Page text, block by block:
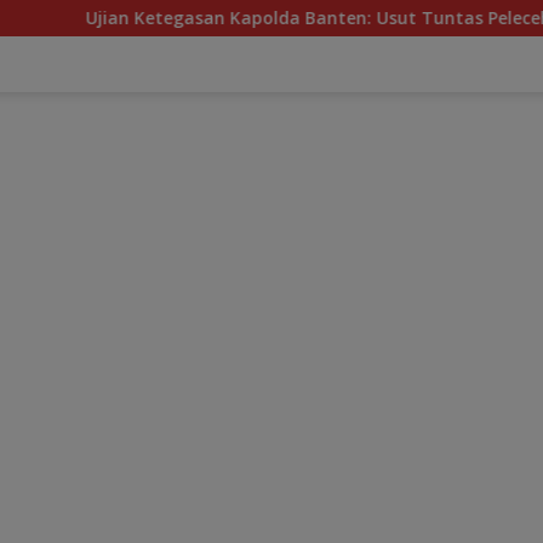
Ketegasan Kapolda Banten: Usut Tuntas Pelecehan Oleh